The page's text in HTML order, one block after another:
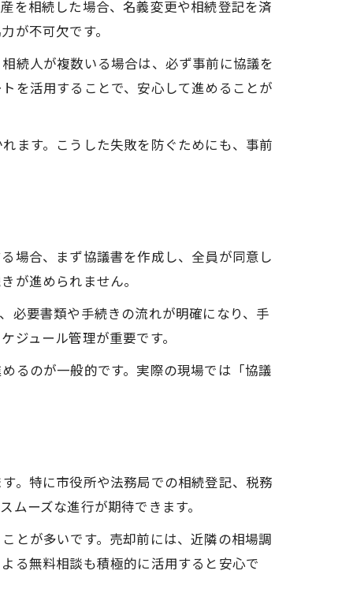
を相続した場合、名義変更や相続登記を済
が不可欠です。
続人が複数いる場合は、必ず事前に協議を
を活用することで、安心して進めることが
ます。こうした失敗を防ぐためにも、事前
場合、まず協議書を作成し、全員が同意し
が進められません。
必要書類や手続きの流れが明確になり、手
ュール管理が重要です。
のが一般的です。実際の現場では「協議
。特に市役所や法務局での相続登記、税務
ーズな進行が期待できます。
とが多いです。売却前には、近隣の相場調
る無料相談も積極的に活用すると安心で